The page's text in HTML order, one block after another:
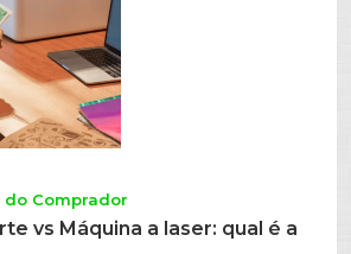
do Comprador
vs Máquina a laser: qual é a